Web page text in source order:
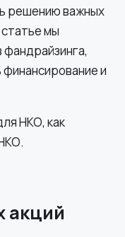
решению важных
мы
и
НКО, как
акций